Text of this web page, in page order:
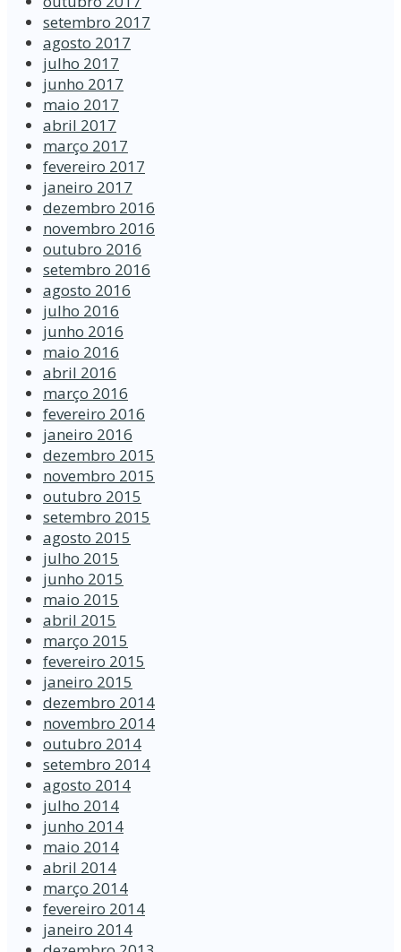
setembro 2017
agosto 2017
julho 2017
junho 2017
maio 2017
abril 2017
março 2017
fevereiro 2017
janeiro 2017
dezembro 2016
novembro 2016
outubro 2016
setembro 2016
agosto 2016
julho 2016
junho 2016
maio 2016
abril 2016
março 2016
fevereiro 2016
janeiro 2016
dezembro 2015
novembro 2015
outubro 2015
setembro 2015
agosto 2015
julho 2015
junho 2015
maio 2015
abril 2015
março 2015
fevereiro 2015
janeiro 2015
dezembro 2014
novembro 2014
outubro 2014
setembro 2014
agosto 2014
julho 2014
junho 2014
maio 2014
abril 2014
março 2014
fevereiro 2014
janeiro 2014